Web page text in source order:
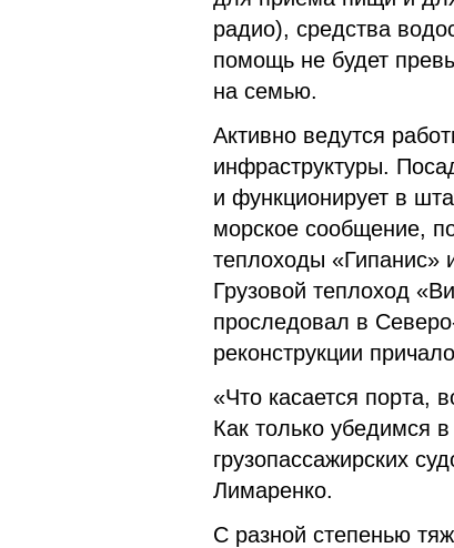
радио), средства
помощь не будет
на семью.
Активно ведутся
инфраструктуры.
и функционирует в
морское сообщение,
теплоходы
Грузовой теплоход
проследовал в
реконструкции
«Что касается порта,
Как только убедимся
грузопассажирских
Лимаренко.
С разной степенью